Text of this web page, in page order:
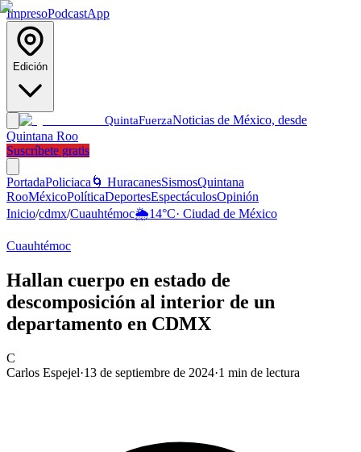
ImpresoPodcastApp
Edición
QuintaFuerzaNoticias de México, desde
Quintana Roo
Suscríbete gratis
PortadaPoliciaca 🌀 HuracanesSismosQuintana
RooMéxicoPolíticaDeportesEspectáculosOpinión
Inicio/cdmx/Cuauhtémoc🌦️14°C· Ciudad de México
Cuauhtémoc
Hallan cuerpo en estado de
descomposición al interior de un
departamento en CDMX
C
Carlos Espejel·13 de septiembre de 2024·1 min de lectura